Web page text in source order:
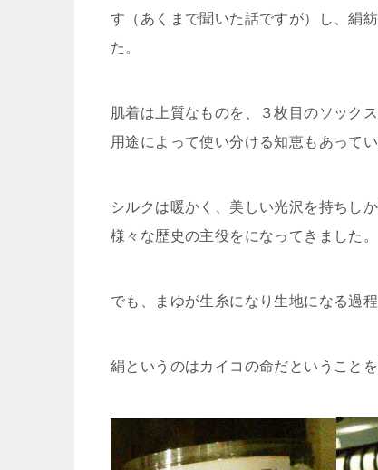
す（あくまで聞いた話ですが）し、絹
た。
肌着は上質なものを、３枚目のソック
用途によって使い分ける知恵もあって
シルクは暖かく、美しい光沢を持ちし
様々な歴史の主役をになってきました。
でも、まゆが生糸になり生地になる過
絹というのはカイコの命だということ